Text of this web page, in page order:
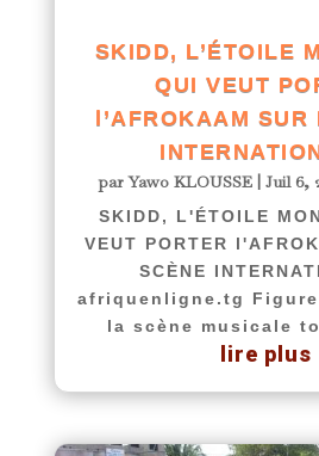
SKIDD, L’ÉTOILE
QUI VEUT
l’AFROKAAM SUR
parYawo KLOUSSE| Juil 6,
SKIDD, L'ÉTOILE
VEUT PORTER
SCÈNE
afriquenligne.tg
la scène musicale
lire plus